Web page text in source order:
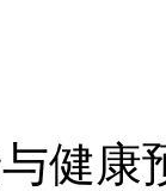
与健